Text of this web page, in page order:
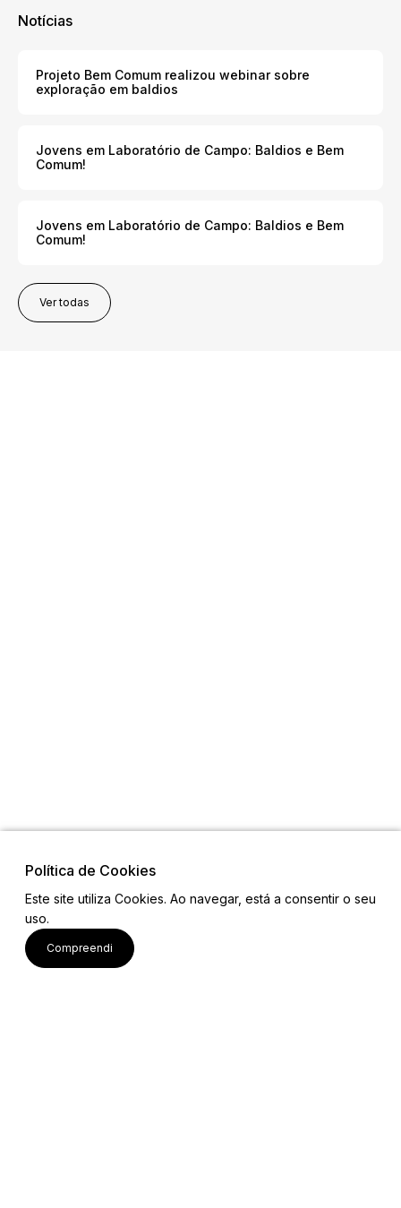
Notícias
Projeto Bem Comum realizou webinar sobre
exploração em baldios
Jovens em Laboratório de Campo: Baldios e Bem
Comum!
Jovens em Laboratório de Campo: Baldios e Bem
Comum!
Ver todas
Política de Cookies
Este site utiliza Cookies. Ao navegar, está a consentir o seu
uso.
Compreendi
Links
Mapa do Site
Equipa